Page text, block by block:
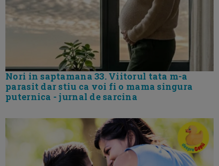
Nori in saptamana 33. Viitorul tata m-a
parasit dar stiu ca voi fi o mama singura
puternica - jurnal de sarcina